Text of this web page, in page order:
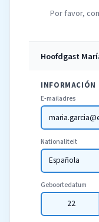
Por favor,
Hoofdgast
INFORMACIÓN
E-mailadres
Nationaliteit
Española
Geboortedatum
22